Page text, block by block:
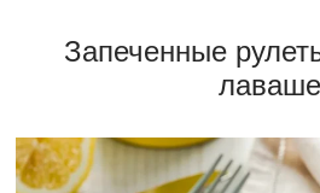
Запеченные
лаваше